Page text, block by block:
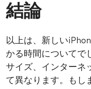
結論
以上は、新しい
かる時間についてで
サイズ、インターネ
て異なります。もし